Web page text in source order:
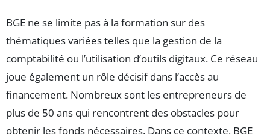
BGE ne se limite pas à la formation sur des
thématiques variées telles que la gestion de la
comptabilité ou l’utilisation d’outils digitaux. Ce réseau
joue également un rôle décisif dans l’accès au
financement. Nombreux sont les entrepreneurs de
plus de 50 ans qui rencontrent des obstacles pour
obtenir les fonds nécessaires. Dans ce contexte, BGE